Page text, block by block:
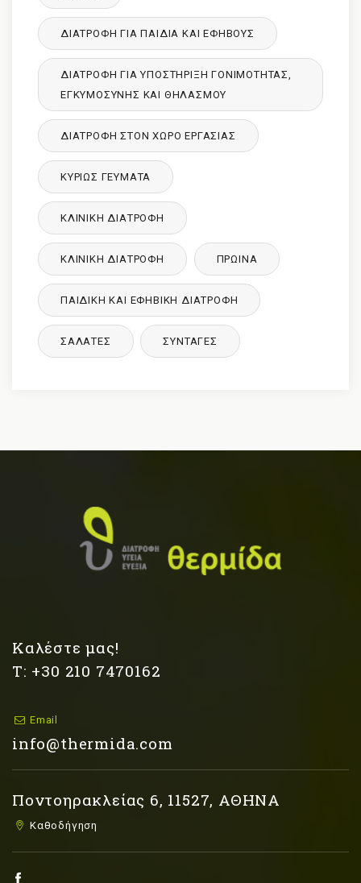
ΔΙΑΤΡΟΦΉ ΓΙΑ ΠΑΙΔΙΆ ΚΑΙ ΕΦΉΒΟΥΣ
ΔΙΑΤΡΟΦΉ ΓΙΑ ΥΠΟΣΤΉΡΙΞΗ ΓΟΝΙΜΌΤΗΤΑΣ,
ΕΓΚΥΜΟΣΎΝΗΣ ΚΑΙ ΘΗΛΑΣΜΟΎ
ΔΙΑΤΡΟΦΉ ΣΤΟΝ ΧΏΡΟ ΕΡΓΑΣΊΑΣ
ΚΥΡΙΩΣ ΓΕΥΜΑΤΑ
ΚΛΙΝΙΚΉ ΔΙΑΤΡΟΦΉ
ΚΛΙΝΙΚΉ ΔΙΑΤΡΟΦΉ ΠΡΩΙΝΑ
ΠΑΙΔΙΚΉ ΚΑΙ ΕΦΗΒΙΚΉ ΔΙΑΤΡΌΦΉ
ΣΑΛΑΤΕΣ ΣΥΝΤΑΓΈΣ
Καλέστε μας!
Τ: +30 210 7470162
Email
info@thermida.com
Ποντοηρακλείας 6, 11527, ΑΘΗΝΑ
Καθοδήγηση